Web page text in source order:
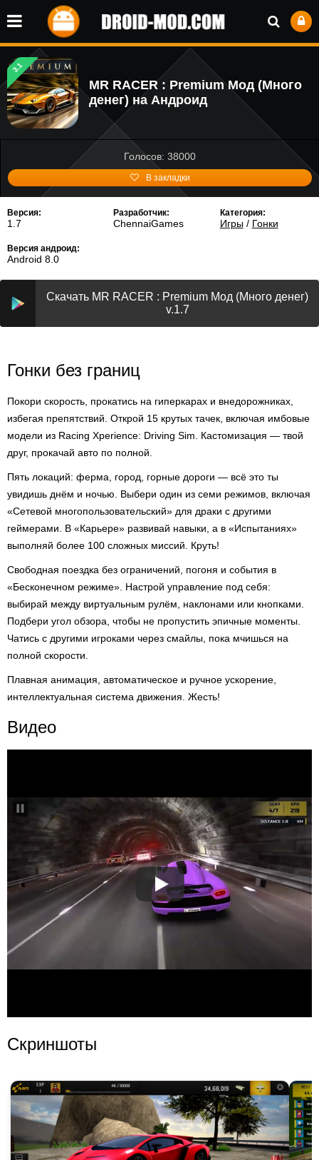
3.1
MR RACER : Premium Мод (Много
денег) на Андроид
Голосов: 38000
В закладки
Версия:
1.7
Разработчик:
ChennaiGames
Категория:
Игры/ Гонки
Версия андроид:
Android 8.0
Скачать MR RACER : Premium Мод (Много денег)
v.1.7
Гонки без границ
Покори скорость, прокатись на гиперкарах и внедорожниках,
избегая препятствий. Открой 15 крутых тачек, включая имбовые
модели из Racing Xperience: Driving Sim. Кастомизация — твой
друг, прокачай авто по полной.
Пять локаций: ферма, город, горные дороги — всё это ты
увидишь днём и ночью. Выбери один из семи режимов, включая
«Сетевой многопользовательский» для драки с другими
геймерами. В «Карьере» развивай навыки, а в «Испытаниях»
выполняй более 100 сложных миссий. Круть!
Свободная поездка без ограничений, погоня и события в
«Бесконечном режиме». Настрой управление под себя:
выбирай между виртуальным рулём, наклонами или кнопками.
Подбери угол обзора, чтобы не пропустить эпичные моменты.
Чатись с другими игроками через смайлы, пока мчишься на
полной скорости.
Плавная анимация, автоматическое и ручное ускорение,
интеллектуальная система движения. Жесть!
Видео
Скриншоты